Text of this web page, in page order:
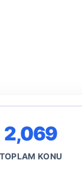
2,069
TOPLAM KONU